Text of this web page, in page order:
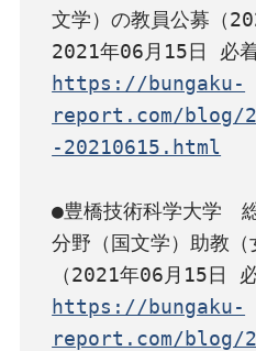
文学）の教員公募（
https://bungaku-
report.com/blog/
-20210615.html
●豊橋技術科学大学　
分野（国文学）助教
https://bungaku-
report.com/blog/